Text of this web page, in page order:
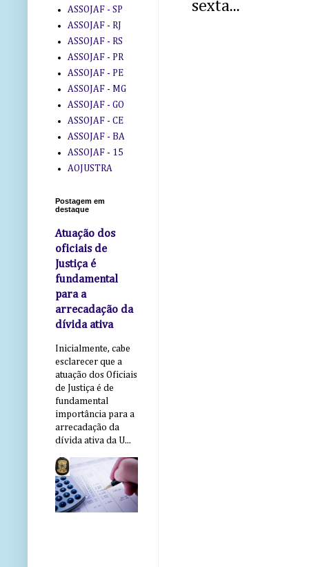
sexta...
ASSOJAF - SP
ASSOJAF - RJ
ASSOJAF - RS
ASSOJAF - PR
ASSOJAF - PE
ASSOJAF - MG
ASSOJAF - GO
ASSOJAF - CE
ASSOJAF - BA
ASSOJAF - 15
AOJUSTRA
Postagem em
destaque
Atuação dos
oficiais de
Justiça é
fundamental
para a
arrecadação da
dívida ativa
Inicialmente, cabe
esclarecer que a
atuação dos Oficiais
de Justiça é de
fundamental
importância para a
arrecadação da
dívida ativa da U...